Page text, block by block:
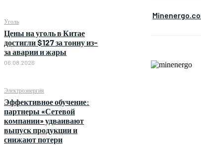
Уголь
Цены на уголь в Китае
достигли $127 за тонну из-
за аварии и жары
06.08.2026
Электроэнергия
Эффективное обучение:
партнеры «Сетевой
компании» удваивают
выпуск продукции и
снижают потери